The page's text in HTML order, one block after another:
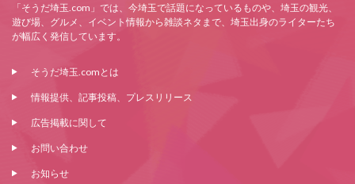
「そうだ埼玉.com」では、今埼玉で話題になっているものや、埼玉の観光、
遊び場、グルメ、イベント情報から雑談ネタまで、埼玉出身のライターたち
が幅広く発信しています。
そうだ埼玉.comとは
情報提供、記事投稿、プレスリリース
広告掲載に関して
お問い合わせ
お知らせ